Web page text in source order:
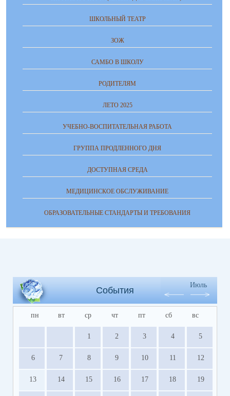
ШКОЛЬНЫЙ ТЕАТР
ЗОЖ
САМБО В ШКОЛУ
РОДИТЕЛЯМ
ЛЕТО 2025
УЧЕБНО-ВОСПИТАТЕЛЬНАЯ РАБОТА
ГРУППА ПРОДЛЕННОГО ДНЯ
ДОСТУПНАЯ СРЕДА
МЕДИЦИНСКОЕ ОБСЛУЖИВАНИЕ
ОБРАЗОВАТЕЛЬНЫЕ СТАНДАРТЫ И ТРЕБОВАНИЯ
События
Июль
пн вт ср чт пт сб вс
1 2 3 4 5
6 7 8 9 10 11 12
13 14 15 16 17 18 19